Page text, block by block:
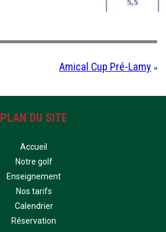
Amical Cup Pré-Lamy »
PLAN DU SITE
Accueil
Notre golf
Enseignement
Nos tarifs
Calendrier
Réservation